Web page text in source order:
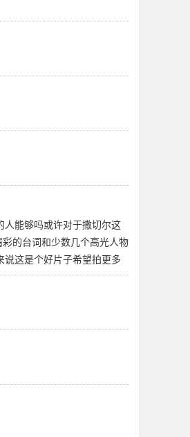
人能够吗或许对于撒切尔这
的台词和少数几个高光人物
这是个好片子希望拍更多